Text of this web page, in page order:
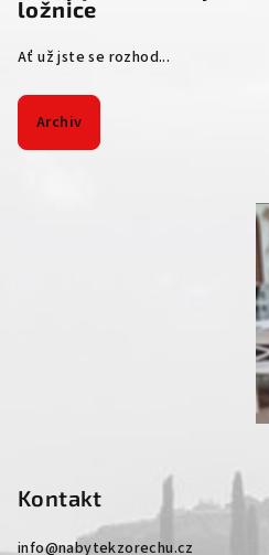
ložnice
Ať už jste se rozhod...
Archiv
Kontakt
info@nabytekzorechu.cz